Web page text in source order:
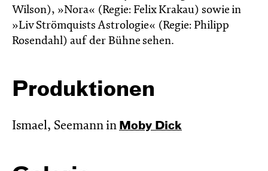
Wilson), »Nora« (Regie: Felix Krakau) sowie in
»Liv Strömquists Astrologie« (Regie: Philipp
Rosendahl) auf der Bühne sehen.
Produktionen
Ismael, Seemann in Moby Dick